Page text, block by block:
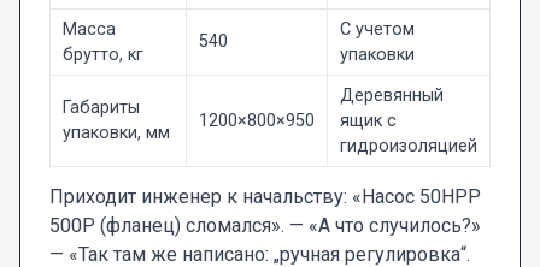
Масса
брутто, кг
540
С учетом
упаковки
Габариты
упаковки, мм
1200×800×950
Деревянный
ящик с
гидроизоляцией
Приходит инженер к начальству: «Насос 50НРР
500Р (фланец) сломался». — «А что случилось?»
— «Так там же написано: „ручная регулировка“.